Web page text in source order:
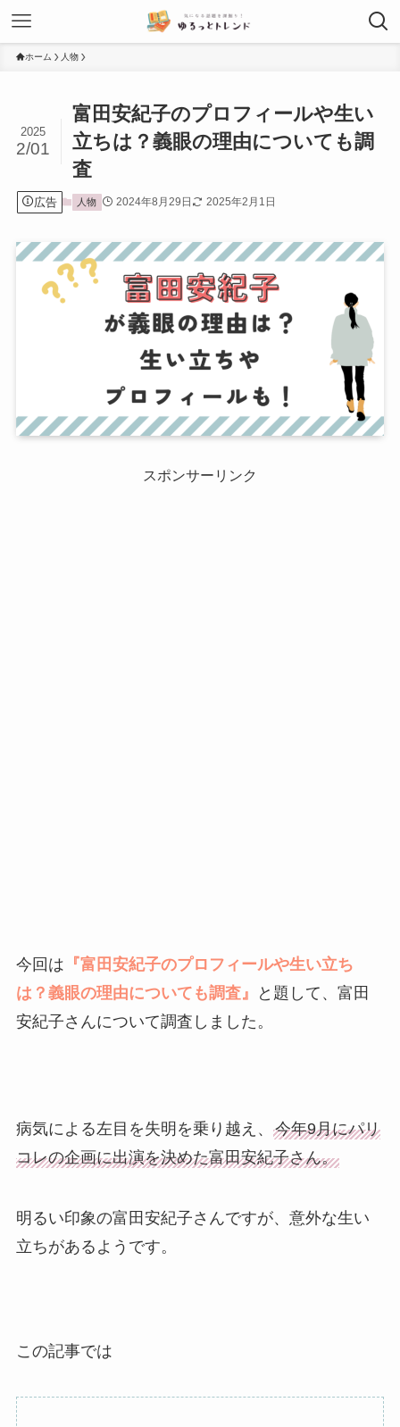
ホーム 人物
富田安紀子のプロフィールや生い
立ちは？義眼の理由についても調
査
2025
2/01
広告 人物 2024年8月29日 2025年2月1日
スポンサーリンク
今回は 『富田安紀子のプロフィールや生い立ち
は？義眼の理由についても調査』
と題して、富田
安紀子さんについて調査しました。
病気による左目を失明を乗り越え、 今年9月にパリ
コレの企画に出演を決めた富田安紀子さん。
明るい印象の富田安紀子さんですが、意外な生い
立ちがあるようです。
この記事では